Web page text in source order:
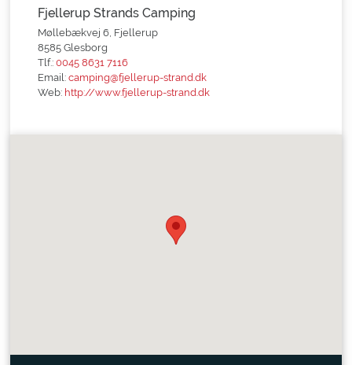
Fjellerup Strands Camping
Møllebækvej 6, Fjellerup
8585 Glesborg
Tlf.:0045 8631 7116
Email:camping@fjellerup-strand.dk
Web: http://www.fjellerup-strand.dk